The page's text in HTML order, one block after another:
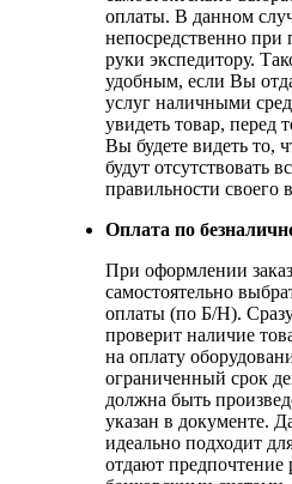
оплаты. В данном
непосредственно при
руки экспедитору.
удобным, если Вы
услуг наличными
увидеть товар, перед
Вы будете видеть то,
будут отсутствовать
правильности своего
Оплата по
При оформлении
самостоятельно
оплаты (по Б/Н).
проверит наличие
на оплату
ограниченный срок
должна быть
указан в документе.
идеально подходит
отдают предпочтение